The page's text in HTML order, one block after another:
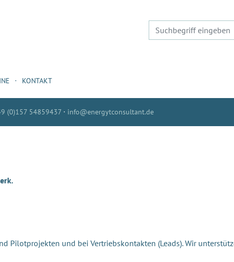
KONTAKT
(0)157 54859437 · info@energytconsultant.de
Pilotprojekten und bei Vertriebskontakten (Leads). Wir